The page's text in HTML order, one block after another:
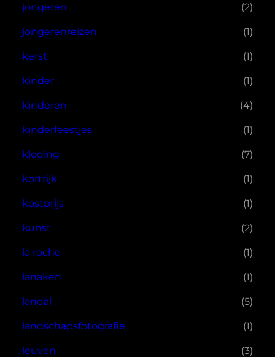
jongeren (2)
jongerenreizen (1)
kerst (1)
kinder (1)
kinderen (4)
kinderfeestjes (1)
kleding (7)
kortrijk (1)
kostprijs (1)
kunst (2)
la roche (1)
lanaken (1)
landal (5)
landschapsfotografie (1)
leuven (3)